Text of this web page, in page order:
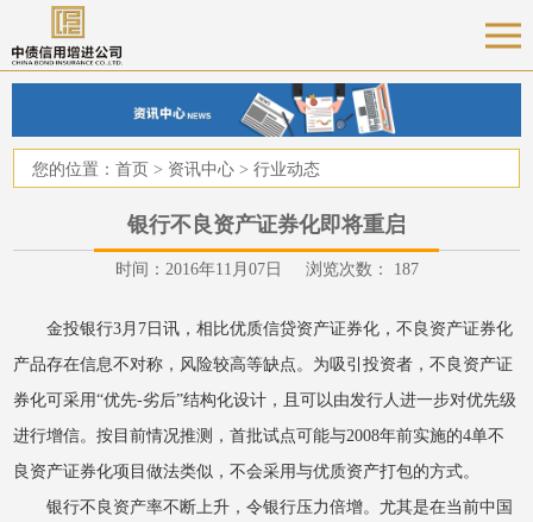
您的位置：首页 > 资讯中心 >行业动态
银行不良资产证券化即将重启
时间：2016年11月07日 浏览次数： 187
金投银行3月7日讯，相比优质信贷资产证券化，不良资产证券化
产品存在信息不对称，风险较高等缺点。为吸引投资者，不良资产证
券化可采用“优先-劣后”结构化设计，且可以由发行人进一步对优先级
进行增信。按目前情况推测，首批试点可能与2008年前实施的4单不
良资产证券化项目做法类似，不会采用与优质资产打包的方式。
银行不良资产率不断上升，令银行压力倍增。尤其是在当前中国